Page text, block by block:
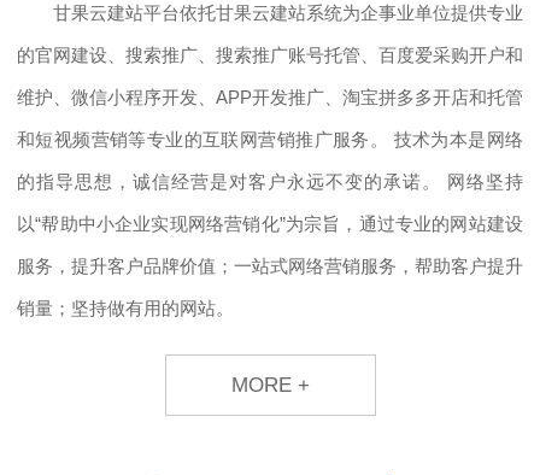
甘果云建站平台依托甘果云建站系统为企事业单位提供专业
的官网建设、搜索推广、搜索推广账号托管、百度爱采购开户和
维护、微信小程序开发、APP开发推广、淘宝拼多多开店和托管
和短视频营销等专业的互联网营销推广服务。 技术为本是网络
的指导思想，诚信经营是对客户永远不变的承诺。 网络坚持
以“帮助中小企业实现网络营销化”为宗旨，通过专业的网站建设
服务，提升客户品牌价值；一站式网络营销服务，帮助客户提升
销量；坚持做有用的网站。
MORE +